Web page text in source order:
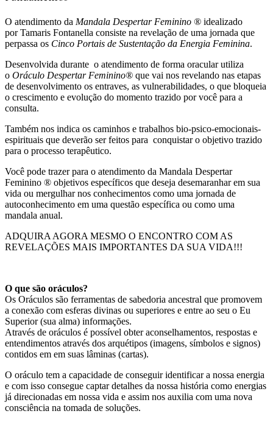
O atendimento da Mandala Despertar Feminino ® idealizado
porTamaris Fontanella consiste na revelação de uma jornada que
perpassa os Cinco Portais de Sustentação da Energia Feminina.
Desenvolvida durante o atendimento de forma oracular utiliza
o Oráculo Despertar Feminino® que vai nos revelando nas etapas
de desenvolvimento os entraves, as vulnerabilidades, o que bloqueia
o crescimento e evolução do momento trazido por você para a
consulta.
Também nos indica os caminhos e trabalhos bio-psico-emocionais-
espirituais que deverão ser feitos para conquistar o objetivo trazido
para o processo terapêutico.
Você pode trazer para o atendimento da Mandala Despertar
Feminino ® objetivos específicos que deseja desemaranhar em sua
vida ou mergulhar nos conhecimentos como uma jornada de
autoconhecimento em uma questão específica ou como uma
mandala anual.
ADQUIRA AGORA MESMO O ENCONTRO COM AS
REVELAÇÕES MAIS IMPORTANTES DA SUA VIDA!!!
O que são oráculos?
Os Oráculos são ferramentas de sabedoria ancestral que promovem
a conexão com esferas divinas ou superiores e entre ao seu o Eu
Superior (sua alma) informações.
Através de oráculos é possível obter aconselhamentos, respostas e
entendimentos através dos arquétipos (imagens, símbolos e signos)
contidos em em suas lâminas (cartas).
O oráculo tem a capacidade de conseguir identificar a nossa energia
e com isso consegue captar detalhes da nossa história como energias
já direcionadas em nossa vida e assim nos auxilia com uma nova
consciência na tomada de soluções.